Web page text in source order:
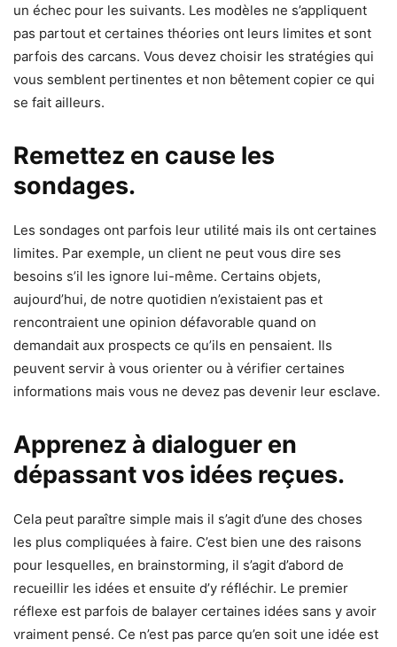
un échec pour les suivants. Les modèles ne s’appliquent
pas partout et certaines théories ont leurs limites et sont
parfois des carcans. Vous devez choisir les stratégies qui
vous semblent pertinentes et non bêtement copier ce qui
se fait ailleurs.
Remettez en cause les
sondages.
Les sondages ont parfois leur utilité mais ils ont certaines
limites. Par exemple, un client ne peut vous dire ses
besoins s’il les ignore lui-même. Certains objets,
aujourd’hui, de notre quotidien n’existaient pas et
rencontraient une opinion défavorable quand on
demandait aux prospects ce qu’ils en pensaient. Ils
peuvent servir à vous orienter ou à vérifier certaines
informations mais vous ne devez pas devenir leur esclave.
Apprenez à dialoguer en
dépassant vos idées reçues.
Cela peut paraître simple mais il s’agit d’une des choses
les plus compliquées à faire. C’est bien une des raisons
pour lesquelles, en brainstorming, il s’agit d’abord de
recueillir les idées et ensuite d’y réfléchir. Le premier
réflexe est parfois de balayer certaines idées sans y avoir
vraiment pensé. Ce n’est pas parce qu’en soit une idée est